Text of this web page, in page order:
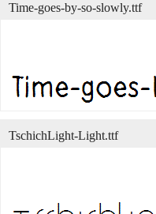
Time-goes-by-so-slowly.ttf
TschichLight-Light.ttf